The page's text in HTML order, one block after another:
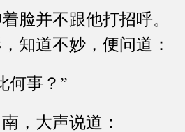
脸并不跟他打招呼。
知道不妙，便问道：
何事？”
，大声说道：